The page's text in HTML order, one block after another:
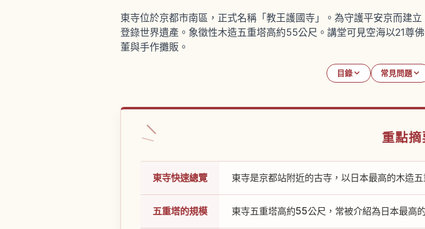
東寺位於京都市南區，正式名稱「教王護國寺」。為守護平安京而建
登錄世界遺產。象徵性木造五重塔高約55公尺。講堂可見空海以21尊
董與手作攤販。
目錄 常見問題
重點摘
東寺快速總覽 東寺是京都站附近的古寺，以日本最高的木造
五重塔的規模 東寺五重塔高約55公尺，常被介紹為日本最高